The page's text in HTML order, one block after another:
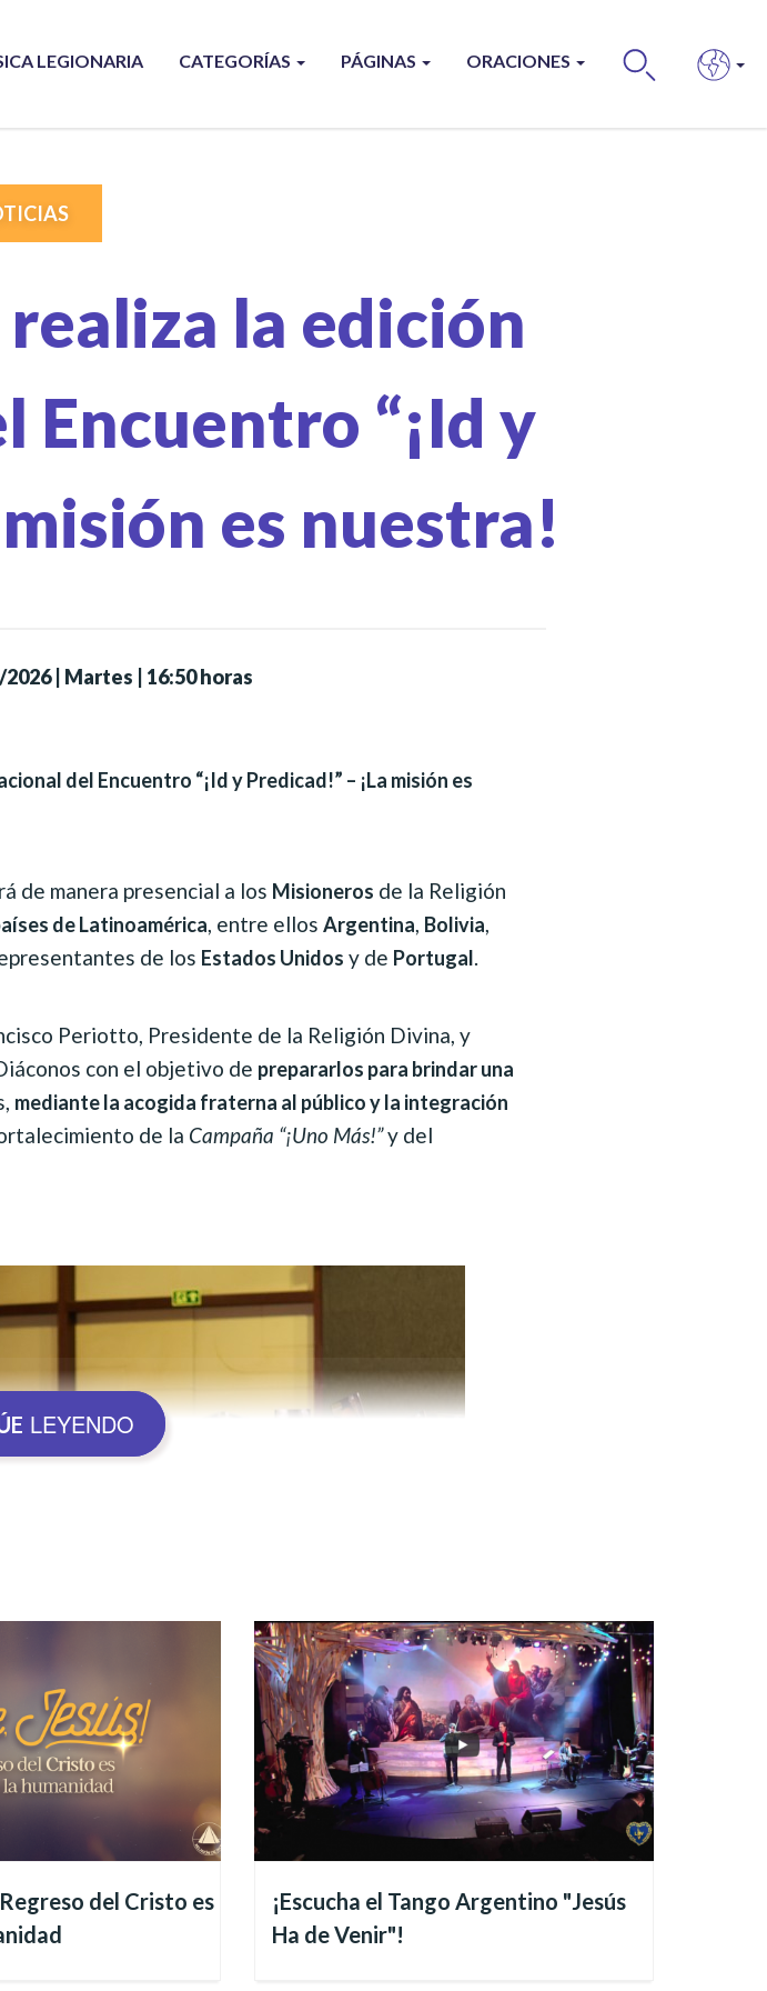
LEGIONARIA CATEGORÍAS PÁGINAS ORACIONES
la edición
“¡Id y
es nuestra!
| Martes | 16:50 horas
del Encuentro “¡Id y Predicad!” – ¡La misión es
de manera presencial a los Misioneros de la Religión
de Latinoamérica, entre ellos Argentina, Bolivia,
de los Estados Unidos y de Portugal.
Periotto, Presidente de la Religión Divina, y
con el objetivo de prepararlos para brindar una
mediante la acogida fraterna al público y la integración
de la Campaña “¡Uno Más!”y del
del Cristo, quien dijo a Sus Apóstoles y
LEYENDO
Regreso del Cristo es
¡Escucha el Tango Argentino "Jesús
Ha de Venir"!